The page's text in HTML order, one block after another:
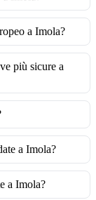
a Imola?
più sicure a
a Imola?
a Imola?